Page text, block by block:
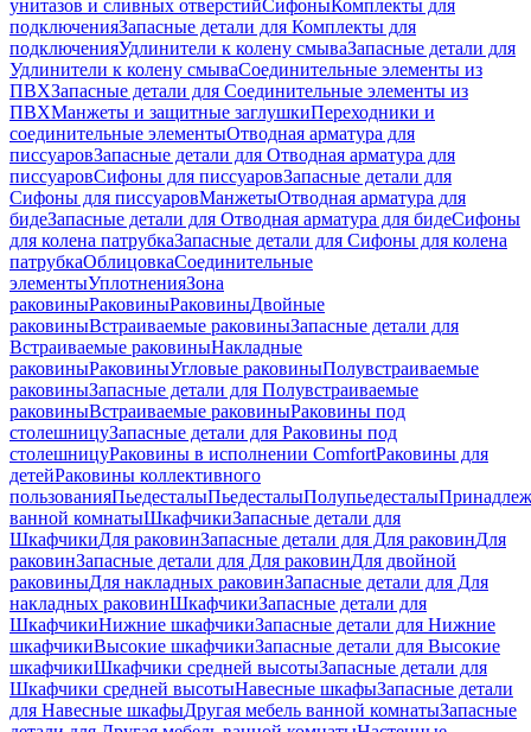
унитазов и сливных отверстийСифоныКомплекты для
подключенияЗапасные детали для Комплекты для
подключенияУдлинители к колену смываЗапасные детали для
Удлинители к колену смываСоединительные элементы из
ПВХЗапасные детали для Соединительные элементы из
ПВХМанжеты и защитные заглушкиПереходники и
соединительные элементыОтводная арматура для
писсуаровЗапасные детали для Отводная арматура для
писсуаровCифоны для писсуаровЗапасные детали для
Cифоны для писсуаровМанжетыОтводная арматура для
бидеЗапасные детали для Отводная арматура для бидеСифоны
для колена патрубкаЗапасные детали для Сифоны для колена
патрубкаОблицовкаСоединительные
элементыУплотненияЗона
раковиныРаковиныРаковиныДвойные
раковиныВстраиваемые раковиныЗапасные детали для
Встраиваемые раковиныНакладные
раковиныРаковиныУгловые раковиныПолувстраиваемые
раковиныЗапасные детали для Полувстраиваемые
раковиныВстраиваемые раковиныРаковины под
столешницуЗапасные детали для Раковины под
столешницуРаковины в исполнении ComfortPаковины для
детейРаковины коллективного
пользованияПьедесталыПьедесталыПолупьедесталы
ванной комнатыШкафчикиЗапасные детали для
ШкафчикиДля раковинЗапасные детали для Для раковинДля
раковинЗапасные детали для Для раковинДля двойной
раковиныДля накладных pаковинЗапасные детали для Для
накладных pаковинШкафчикиЗапасные детали для
ШкафчикиНижние шкафчикиЗапасные детали для Нижние
шкафчикиВысокие шкафчикиЗапасные детали для Высокие
шкафчикиШкафчики средней высотыЗапасные детали для
Шкафчики средней высотыНавесные шкафыЗапасные детали
для Навесные шкафыДругая мебель ванной комнатыЗапасные